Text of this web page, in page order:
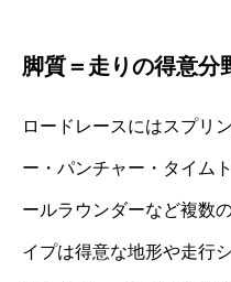
脚質＝走りの得意分
ロードレースにはスプリ
ー・パンチャー・タイム
ールラウンダーなど複数
イプは得意な地形や走行